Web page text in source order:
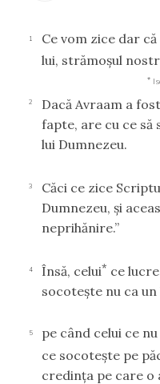
1
Ce vom zice dar
lui, strămoşul
*
2 Dacă Avraam a
fapte, are cu ce să
lui Dumnezeu.
3 Căci ce zice
Dumnezeu, şi
neprihănire.”
4 Însă, celui* ce
socoteşte nu ca
5
pe când celui ce
ce socoteşte pe
credinţa pe care o